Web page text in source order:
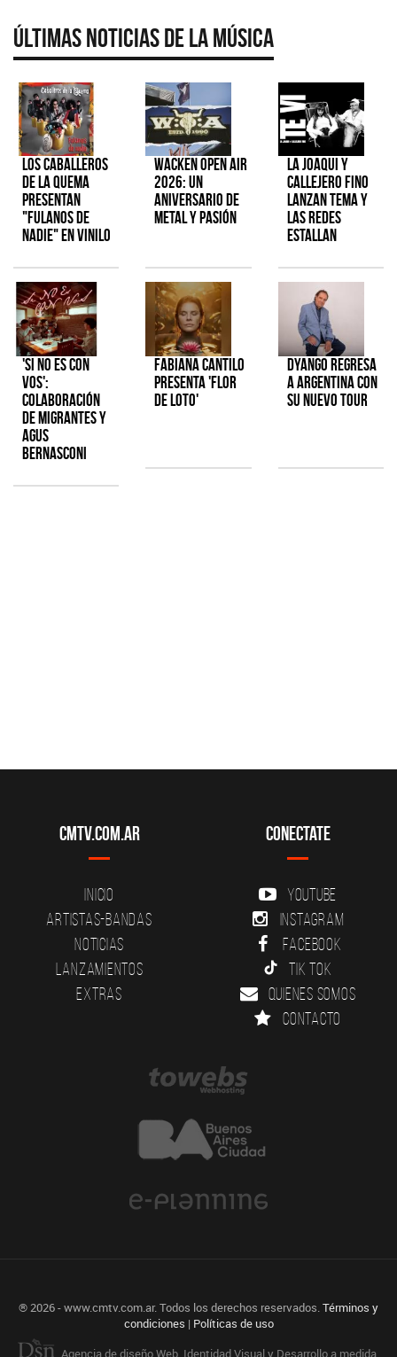
Últimas Noticias de la Música
Los Caballeros
de la Quema
presentan
"Fulanos de
Nadie" en vinilo
Wacken Open Air
2026: Un
aniversario de
metal y pasión
La Joaqui y
Callejero Fino
lanzan tema y
las redes
estallan
'Si No Es Con
Vos':
colaboración
de Migrantes y
Agus
Bernasconi
Fabiana Cantilo
presenta 'Flor
de Loto'
Dyango regresa
a Argentina con
su nuevo tour
CMTV.com.ar
Inicio
Artistas-Bandas
Noticias
Lanzamientos
Extras
Conectate
YouTube
Instagram
Facebook
Tik Tok
Quienes somos
Contacto
® 2026 - www.cmtv.com.ar. Todos los derechos reservados.Términos y
condiciones | Políticas de uso
Agencia de diseño Web, Identidad Visual y Desarrollo a medida.